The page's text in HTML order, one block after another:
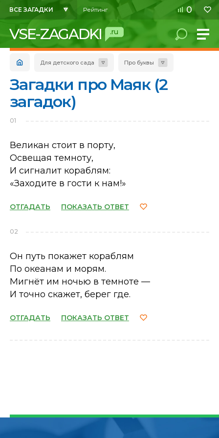
ВСЕ ЗАГАДКИ Рейтинг 0
VSE-ZAGADKI .ru
Для детского сада Про буквы
Загадки про Маяк (2
загадок)
01
Великан стоит в порту,
Освещая темноту,
И сигналит кораблям:
«Заходите в гости к нам!»
ОТГАДАТЬ ПОКАЗАТЬ ОТВЕТ
02
Он путь покажет кораблям
По океанам и морям.
Мигнёт им ночью в темноте —
И точно скажет, берег где.
ОТГАДАТЬ ПОКАЗАТЬ ОТВЕТ